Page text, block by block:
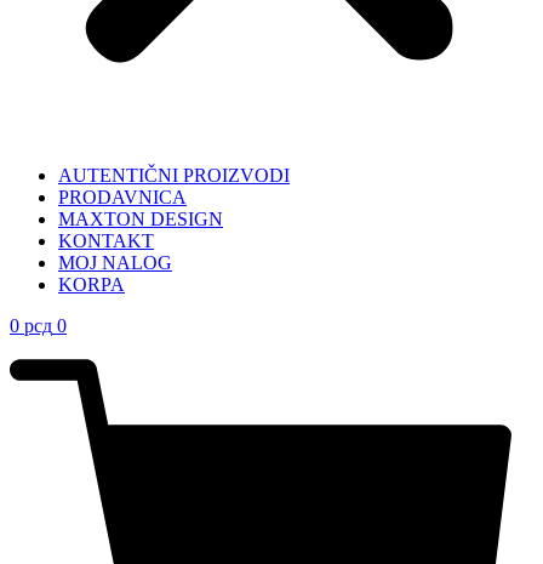
AUTENTIČNI PROIZVODI
PRODAVNICA
MAXTON DESIGN
KONTAKT
MOJ NALOG
KORPA
0 рсд 0